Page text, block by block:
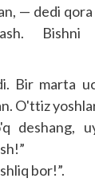
— dedi
Bishni
Bir marta
O'ttiz
deshang,
bor!”.